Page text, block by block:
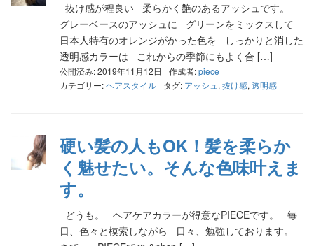
抜け感が程良い 柔らかく艶のあるアッシュです。
グレーベースのアッシュに グリーンをミックスして
日本人特有のオレンジがかった色を しっかりと消した
透明感カラーは これからの季節にもよく合 […]
公開済み: 2019年11月12日 作成者:piece
カテゴリー:ヘアスタイル タグ: アッシュ , 抜け感, 透明感
硬い髪の人もOK！髪を柔らか
く魅せたい。そんな色味叶えま
す。
どうも。 ヘアケアカラーが得意なPIECEです。 毎
日、色々と模索しながら 日々、勉強しております。